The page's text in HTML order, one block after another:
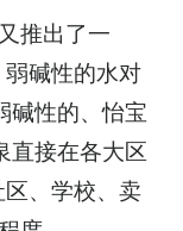
推出了一
弱碱性的水对
碱性的、怡宝
直接在各大区
区、学校、卖